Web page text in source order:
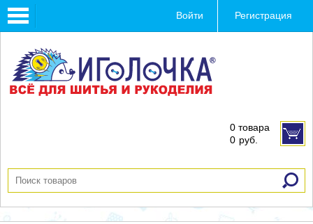
Toggle
navigation
Войти Регистрация
0 товара
0 руб.